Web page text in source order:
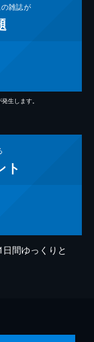
雑誌が
生します。
ト
間ゆっくりと